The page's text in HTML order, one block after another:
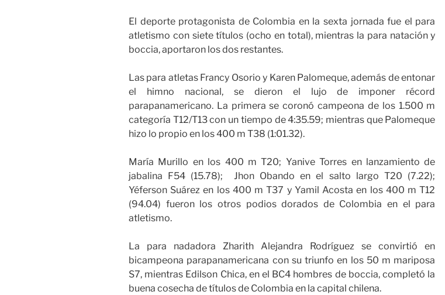
El deporte protagonista de Colombia en la sexta jornada fue el para
atletismo con siete títulos (ocho en total), mientras la para natación y
boccia, aportaron los dos restantes.
Las para atletas Francy Osorio y Karen Palomeque, además de entonar
el himno nacional, se dieron el lujo de imponer récord
parapanamericano. La primera se coronó campeona de los 1.500 m
categoría T12/T13 con un tiempo de 4:35.59; mientras que Palomeque
hizo lo propio en los 400 m T38 (1:01.32).
María Murillo en los 400 m T20; Yanive Torres en lanzamiento de
jabalina F54 (15.78); Jhon Obando en el salto largo T20 (7.22);
Yéferson Suárez en los 400 m T37 y Yamil Acosta en los 400 m T12
(94.04) fueron los otros podios dorados de Colombia en el para
atletismo.
La para nadadora Zharith Alejandra Rodríguez se convirtió en
bicampeona parapanamericana con su triunfo en los 50 m mariposa
S7, mientras Edilson Chica, en el BC4 hombres de boccia, completó la
buena cosecha de títulos de Colombia en la capital chilena.